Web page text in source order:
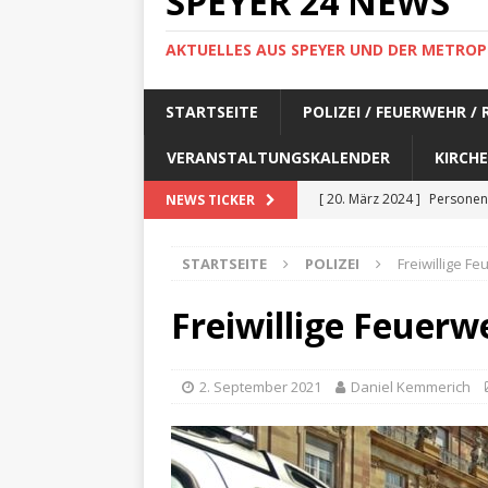
AKTUELLES AUS SPEYER UND DER
STARTSEITE POLIZEI / FEUERWEHR /
VERANSTALTUNGSKALENDER KIRCHE
NEWS TICKER [ 20. März 2024 ]
[ 17. März 2024 ]
[ 17. März 2024 ]
[ 17. März 2024 ]
[ 29. Februar 2024 ]
[ 6. Februar 2024 ]
STARTSEITE POLIZEI Freiwillige
Freiwillige
2. September 2021 Daniel Kemmerich